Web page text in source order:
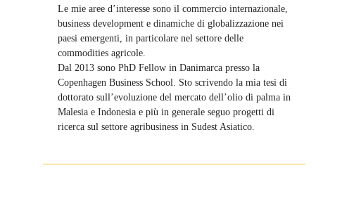
Le mie aree d’interesse sono il commercio internazionale,
business development e dinamiche di globalizzazione nei
paesi emergenti, in particolare nel settore delle
commodities agricole.
Dal 2013 sono PhD Fellow in Danimarca presso la
Copenhagen Business School. Sto scrivendo la mia tesi di
dottorato sull’evoluzione del mercato dell’olio di palma in
Malesia e Indonesia e più in generale seguo progetti di
ricerca sul settore agribusiness in Sudest Asiatico.